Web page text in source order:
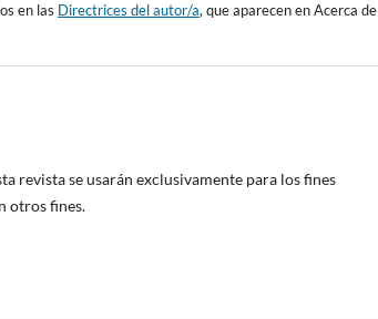
en las Directrices del autor/a, que aparecen en Acerca de
revista se usarán exclusivamente para los fines
otros fines.